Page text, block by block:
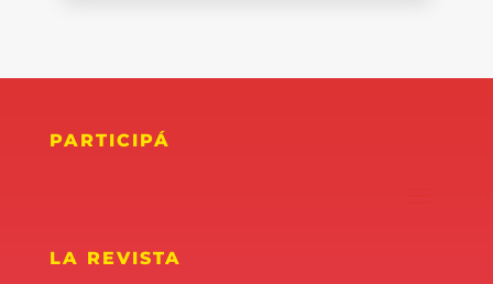
PARTICIPÁ
LA REVISTA